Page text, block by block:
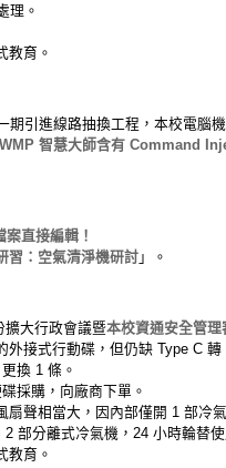
理。
教育。
期引進線路抽換工程，本校電腦
WMP 智慧大師含有 Command
直接編輯！
習：空氣清淨機研討」。
擴大行政會議暨本校資通安全管理
外接式行動碟，但仍缺 Type C 轉
換 1 條。
採購，向廠商下單。
扇聲相當大，因內部僅開 1 部冷
部分離式冷氣機，24 小時輪替
教育。